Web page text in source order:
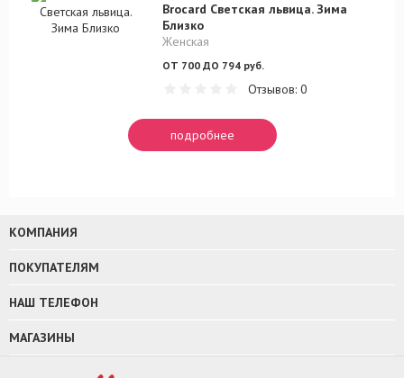
Brocard Светская львица. Зима
Близко
Женская
ОТ 700 ДО 794 руб.
Отзывов: 0
подробнее
КОМПАНИЯ
ПОКУПАТЕЛЯМ
НАШ ТЕЛЕФОН
МАГАЗИНЫ